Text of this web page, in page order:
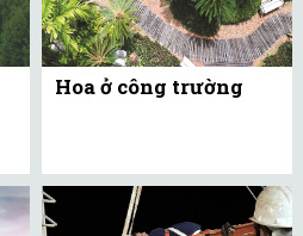
Hoa ở công trường